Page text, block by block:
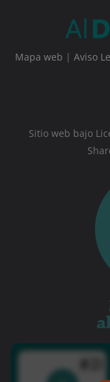
Mapa web | Aviso
Sitio web bajo